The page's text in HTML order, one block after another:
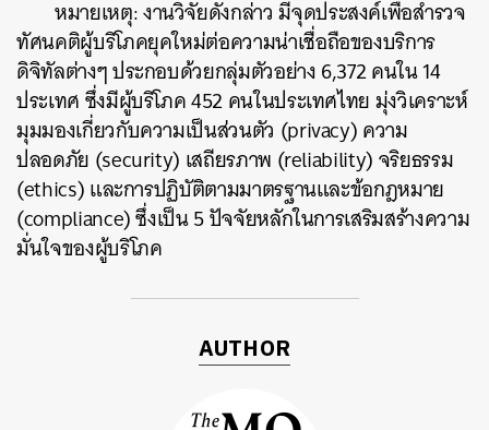
หมายเหตุ: งานวิจัยดังกล่าว มีจุดประสงค์เพื่อสำรวจ
ทัศนคติผู้บริโภคยุคใหม่ต่อความน่าเชื่อถือของบริการ
ดิจิทัลต่างๆ ประกอบด้วยกลุ่มตัวอย่าง 6,372 คนใน 14
ประเทศ ซึ่งมีผู้บริโภค 452 คนในประเทศไทย มุ่งวิเคราะห์
มุมมองเกี่ยวกับความเป็นส่วนตัว (privacy) ความ
ปลอดภัย (security) เสถียรภาพ (reliability) จริยธรรม
(ethics) และการปฏิบัติตามมาตรฐานและข้อกฎหมาย
(compliance) ซึ่งเป็น 5 ปัจจัยหลักในการเสริมสร้างความ
มั่นใจของผู้บริโภค
AUTHOR
SHARE TWEET LINE EMAIL